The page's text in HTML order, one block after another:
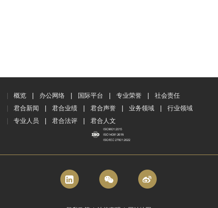
概览 办公网络 国际平台 专业荣誉
社会责任
君合新闻
君合业绩 君合声誉 业务领域
行业领域
专业人员
君合法评 君合人文